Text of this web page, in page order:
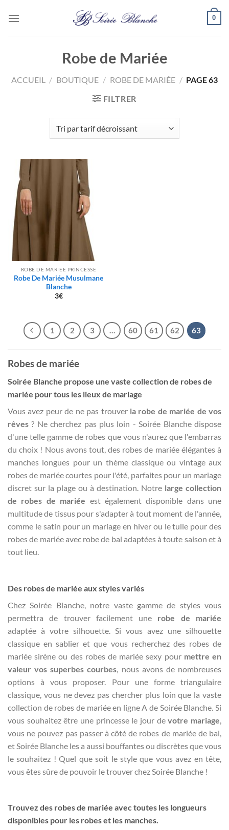
0
Robe de Mariée
ACCUEIL / BOUTIQUE / ROBE DE MARIÉE / PAGE 63
FILTRER
ROBE DE MARIÉE PRINCESSE
Robe De Mariée Musulmane
Blanche
3€
1 2 3 60 61 62 63
Robes de mariée
Soirée Blanche propose une vaste collection de robes de
mariée pour tous les lieux de mariage
Vous avez peur de ne pas trouver la robe de mariée de vos
rêves ? Ne cherchez pas plus loin - Soirée Blanche dispose
d'une telle gamme de robes que vous n'aurez que l'embarras
du choix ! Nous avons tout, des robes de mariée élégantes à
manches longues pour un thème classique ou vintage aux
robes de mariée courtes pour l'été, parfaites pour un mariage
discret sur la plage ou à destination. Notre large collection
de robes de mariée est également disponible dans une
multitude de tissus pour s'adapter à tout moment de l'année,
comme le satin pour un mariage en hiver ou le tulle pour des
robes de mariée avec robe de bal adaptées à toute saison et à
tout lieu.
Des robes de mariée aux styles variés
Chez Soirée Blanche, notre vaste gamme de styles vous
permettra de trouver facilement une robe de mariée
adaptée à votre silhouette. Si vous avez une silhouette
classique en sablier et que vous recherchez des robes de
mariée sirène ou des robes de mariée sexy pour mettre en
valeur vos superbes courbes , nous avons de nombreuses
options à vous proposer. Pour une forme triangulaire
classique, vous ne devez pas chercher plus loin que la vaste
collection de robes de mariée en ligne A de Soirée Blanche. Si
vous souhaitez être une princesse le jour devotre mariage
vous ne pouvez pas passer à côté de robes de mariée de bal,
et Soirée Blanche les a aussi bouffantes ou discrètes que vous
le souhaitez ! Quel que soit le style que vous avez en tête,
vous êtes sûre de pouvoir le trouver chez Soirée Blanche !
Trouvez des robes de mariée avec toutes les longueurs
disponibles pour les robes et les manches.